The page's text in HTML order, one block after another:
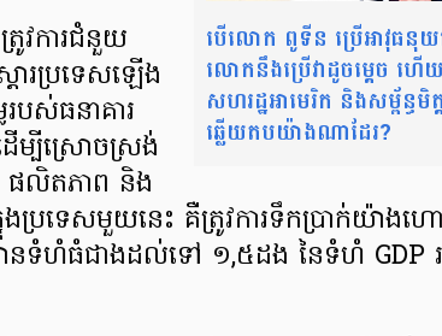
បើលោក ពូទីន ប្រើអាវុធនុយក្
លោកនឹងប្រើវាដូចម្តេច ហើយ
សហរដ្ឋអាមេរិក និងសម្ព័ន្ធ
ឆ្លើយតបយ៉ាងណាដែរ?
រូវការជំនួយ
តារប្រទេសឡើង
បស់ធនាគារ
ើម្បីស្រោចស្រង់
ផលិតភាព និង
នុងប្រទេសមួយនេះ គឺត្រូវការទឹកប្រាក់យ៉ា
នទំហំធំជាងដល់ទៅ ១,៥ដង នៃទំហំ GDP